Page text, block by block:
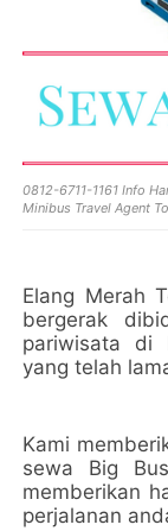
0812-6711-1161 Info
Minibus Travel Agent
Elang Merah
bergerak
pariwisata di
yang telah
Kami
sewa Big
memberikan
perjalanan